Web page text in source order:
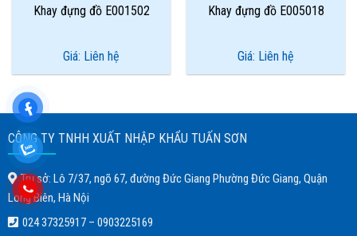
Khay đựng đồ E001502
Giá: Liên hệ
Khay đựng đồ E005018
Giá: Liên hệ
CÔNG TY TNHH XUẤT NHẬP KHẨU TUẤN SƠN
Trụ sở: Lô 7/37, ngõ 67, đường Đức Giang Phường Đức Giang, Quận
Long Biên, Hà Nội
024 37325917– 0903225169